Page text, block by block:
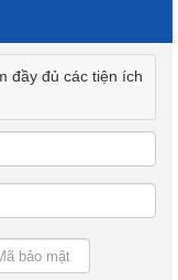
đầy đủ các tiện ích